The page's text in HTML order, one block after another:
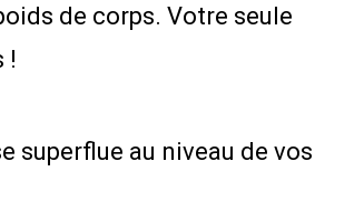
de corps. Votre seule
!
superflue au niveau de vos